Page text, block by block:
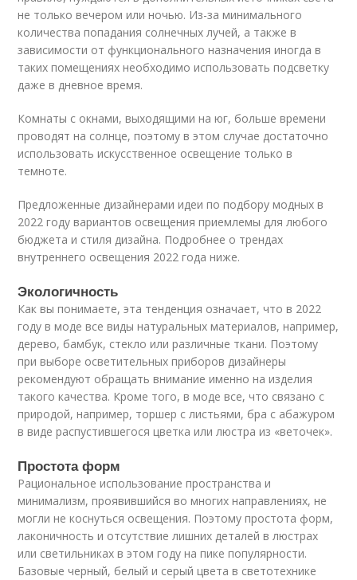
не только вечером или ночью. Из-за минимального
количества попадания солнечных лучей, а также в
зависимости от функционального назначения иногда в
таких помещениях необходимо использовать подсветку
даже в дневное время.
Комнаты с окнами, выходящими на юг, больше времени
проводят на солнце, поэтому в этом случае достаточно
использовать искусственное освещение только в
темноте.
Предложенные дизайнерами идеи по подбору модных в
2022 году вариантов освещения приемлемы для любого
бюджета и стиля дизайна. Подробнее о трендах
внутреннего освещения 2022 года ниже.
Экологичность
Как вы понимаете, эта тенденция означает, что в 2022
году в моде все виды натуральных материалов, например,
дерево, бамбук, стекло или различные ткани. Поэтому
при выборе осветительных приборов дизайнеры
рекомендуют обращать внимание именно на изделия
такого качества. Кроме того, в моде все, что связано с
природой, например, торшер с листьями, бра с абажуром
в виде распустившегося цветка или люстра из «веточек».
Простота форм
Рациональное использование пространства и
минимализм, проявившийся во многих направлениях, не
могли не коснуться освещения. Поэтому простота форм,
лаконичность и отсутствие лишних деталей в люстрах
или светильниках в этом году на пике популярности.
Базовые черный, белый и серый цвета в светотехнике